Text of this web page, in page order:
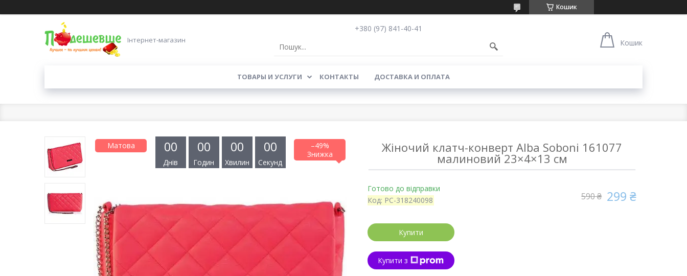
Кошик
Інтернет-магазин
+380 (97) 841-40-41
Кошик
ТОВАРЫ И УСЛУГИ КОНТАКТЫ ДОСТАВКА И ОПЛАТА
Матова –49%
00
Днів
00
Годин
00
Хвилин
00
Секунд
Жіночий клатч-конверт Alba Soboni 161077
малиновий 23×4×13 см
Готово до відправки
Код: PC-318240098 590 ₴ 299 ₴
Купити
Купити з